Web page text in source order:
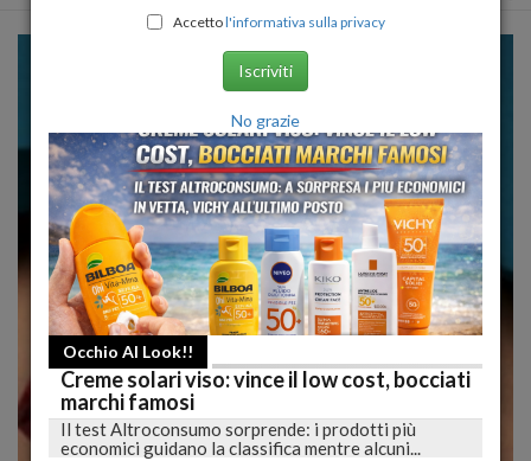
Accettol'informativa sulla privacy
Iscriviti
No grazie
Occhio Al Look!!
Creme solari viso: vince il low cost, bocciati
marchi famosi
Il test Altroconsumo sorprende: i prodotti più
economici guidano la classifica mentre alcuni...